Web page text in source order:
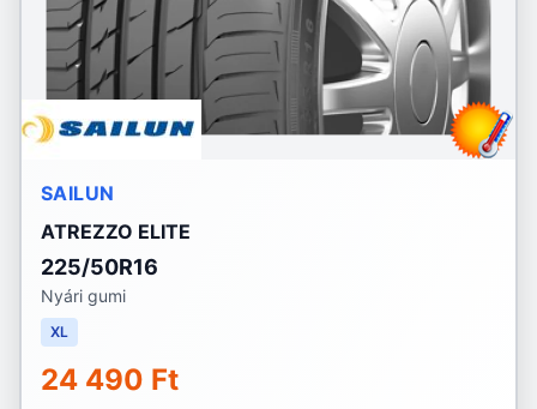
SAILUN
ATREZZO ELITE
225/50R16
Nyári gumi
XL
24 490 Ft